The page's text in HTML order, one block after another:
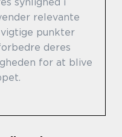
relevante
punkter
deres
for at blive